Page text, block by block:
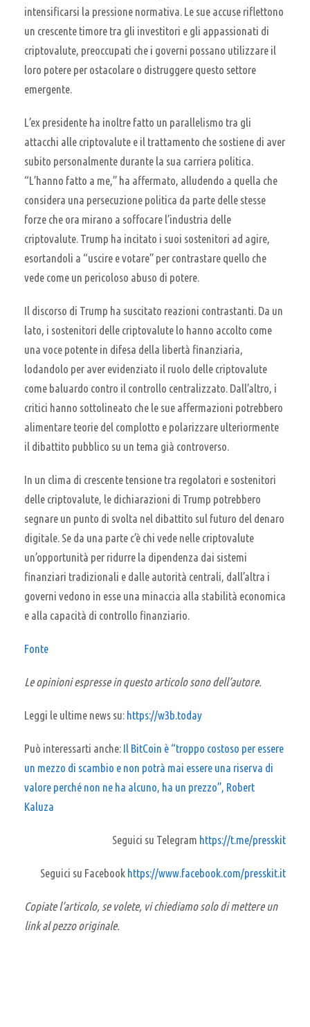
intensificarsi la pressione normativa. Le sue accuse riflettono
un crescente timore tra gli investitori e gli appassionati di
criptovalute, preoccupati che i governi possano utilizzare il
loro potere per ostacolare o distruggere questo settore
emergente.
L’ex presidente ha inoltre fatto un parallelismo tra gli
attacchi alle criptovalute e il trattamento che sostiene di aver
subito personalmente durante la sua carriera politica.
“L’hanno fatto a me,” ha affermato, alludendo a quella che
considera una persecuzione politica da parte delle stesse
forze che ora mirano a soffocare l’industria delle
criptovalute. Trump ha incitato i suoi sostenitori ad agire,
esortandoli a “uscire e votare” per contrastare quello che
vede come un pericoloso abuso di potere.
Il discorso di Trump ha suscitato reazioni contrastanti. Da un
lato, i sostenitori delle criptovalute lo hanno accolto come
una voce potente in difesa della libertà finanziaria,
lodandolo per aver evidenziato il ruolo delle criptovalute
come baluardo contro il controllo centralizzato. Dall’altro, i
critici hanno sottolineato che le sue affermazioni potrebbero
alimentare teorie del complotto e polarizzare ulteriormente
il dibattito pubblico su un tema già controverso.
In un clima di crescente tensione tra regolatori e sostenitori
delle criptovalute, le dichiarazioni di Trump potrebbero
segnare un punto di svolta nel dibattito sul futuro del denaro
digitale. Se da una parte c’è chi vede nelle criptovalute
un’opportunità per ridurre la dipendenza dai sistemi
finanziari tradizionali e dalle autorità centrali, dall’altra i
governi vedono in esse una minaccia alla stabilità economica
e alla capacità di controllo finanziario.
Fonte
Le opinioni espresse in questo articolo sono dell’autore.
Leggi le ultime news su: https://w3b.today
Può interessarti anche: Il BitCoin è “troppo costoso per essere
un mezzo di scambio e non potrà mai essere una riserva di
valore perché non ne ha alcuno, ha un prezzo”, Robert
Kaluza
Seguici su Telegram https://t.me/presskit
Seguici su Facebook https://www.facebook.com/presskit.it
Copiate l’articolo, se volete, vi chiediamo solo di mettere un
link al pezzo originale.